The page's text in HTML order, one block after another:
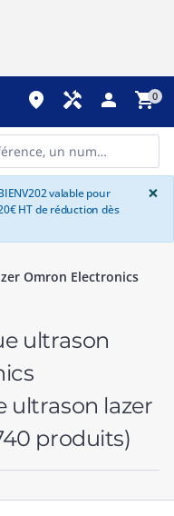
place handyman person shopping_cart0
valable pour
HT de réduction dès
×
Omron Electronics
ultrason lazer
produits)